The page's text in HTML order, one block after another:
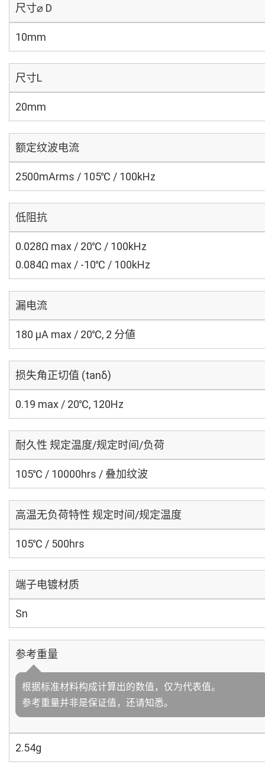
尺寸⌀ D
10mm
尺寸L
20mm
额定纹波电流
2500mArms / 105℃ / 100kHz
低阻抗
0.028Ω max / 20℃ / 100kHz
0.084Ω max / -10℃ / 100kHz
漏电流
180 μA max / 20℃, 2 分値
损失角正切值 (tanδ)
0.19 max / 20℃, 120Hz
耐久性 规定温度/规定时间/负荷
105℃ / 10000hrs / 叠加纹波
高温无负荷特性 规定时间/规定温度
105℃ / 500hrs
端子电镀材质
Sn
参考重量
根据标准材料构成计算出的数值，仅为代表值。
参考重量并非是保证值，还请知悉。
2.54g